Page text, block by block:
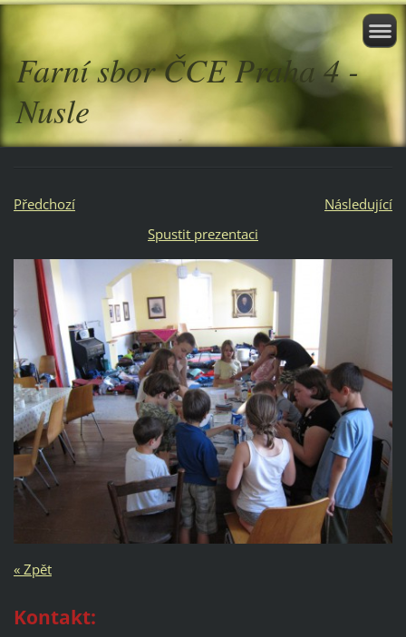
Farní sbor ČCE Praha 4 -
Nusle
Předchozí
Následující
Spustit prezentaci
« Zpět
Kontakt: